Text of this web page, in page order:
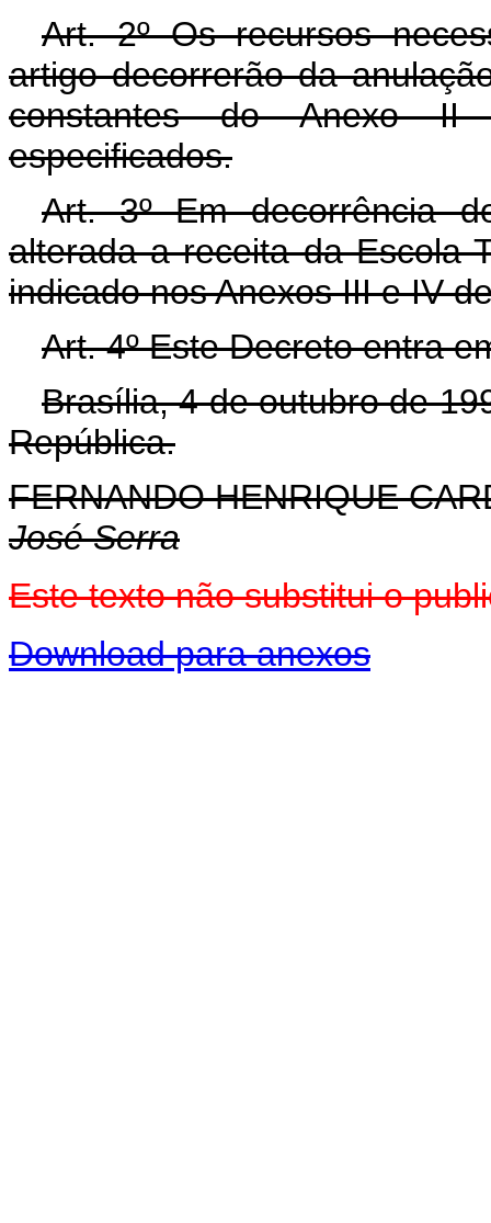
Art. 2º Os recursos
artigo decorrerão da
constantes do Anexo II
especificados.
Art. 3º Em decorrência
alterada a receita da Escola
indicado nos Anexos III e IV
Art. 4º Este Decreto entra
Brasília, 4 de outubro de
República.
FERNANDO HENRIQUE
José Serra
Este texto não substitui o
Download para anexos